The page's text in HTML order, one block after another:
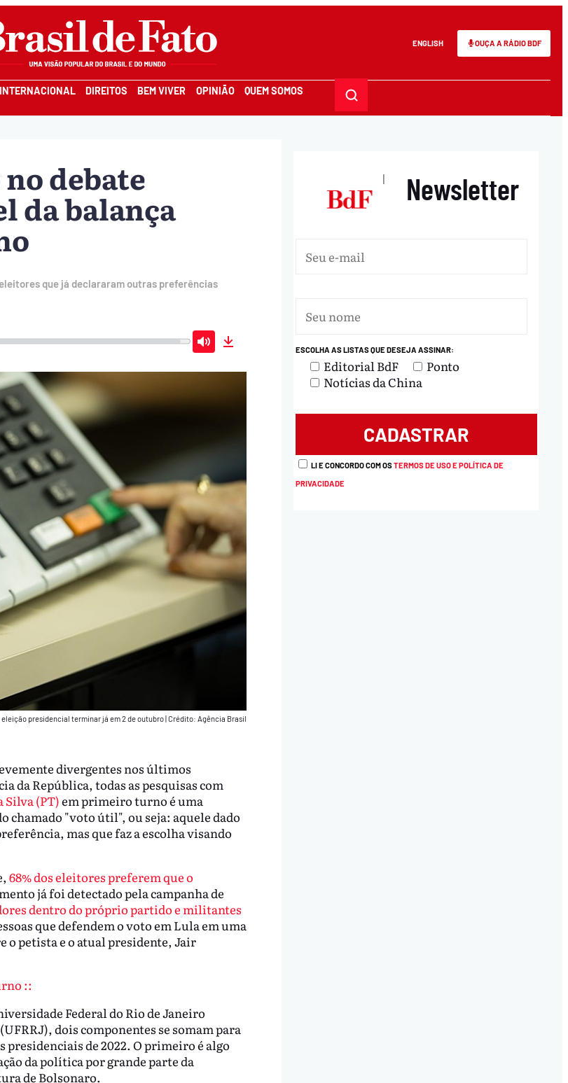
ENGLISH OUÇA A RÁDIO BDF
INTERNACIONAL DIREITOS BEM VIVER OPINIÃO QUEM SOMOS
debate
da balança
que já declararam outras preferências
Mute
presidencial terminar já em 2 de outubro|Crédito: Agência Brasil
divergentes nos últimos
da República, todas as pesquisas com
Silva (PT)em primeiro turno é uma
chamado "voto útil", ou seja: aquele dado
mas que faz a escolha visando
68% dos eleitores preferem que o
já foi detectado pela campanha de
dentro do próprio partido e militantes
que defendem o voto em Lula em uma
o petista e o atual presidente, Jair
::
Federal do Rio de Janeiro
dois componentes se somam para
de 2022. O primeiro é algo
da política por grande parte da
de Bolsonaro.
| Newsletter
ESCOLHA AS LISTAS QUE DESEJA ASSINAR:
Editorial BdF
Ponto
Notícias da China
LI E CONCORDO COM OSTERMOS DE USO E POLÍTICA DE
PRIVACIDADE